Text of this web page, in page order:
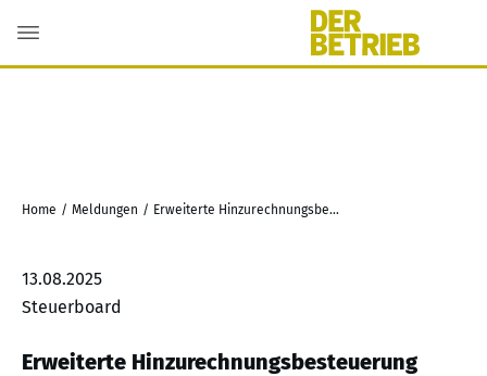
Home / Meldungen / Erweiterte Hinzurechnungsbesteuerung nach § 13 AStG nach dem Referentenentwurf des Mindeststeueranpassungsgesetzes
13.08.2025
Steuerboard
Erweiterte Hinzurechnungsbesteuerung